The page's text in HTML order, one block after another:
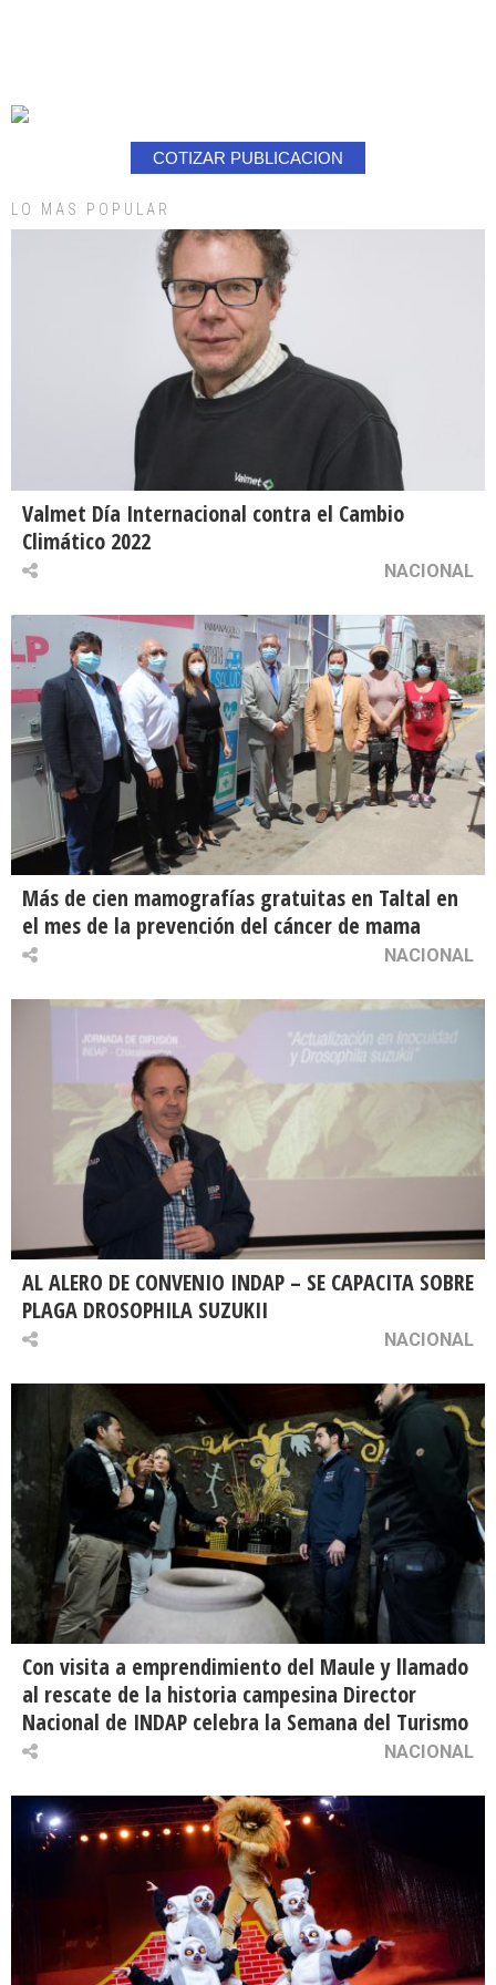
COTIZAR PUBLICACION
LO MAS POPULAR
Valmet Día Internacional contra el Cambio
Climático 2022
NACIONAL
Más de cien mamografías gratuitas en Taltal en
el mes de la prevención del cáncer de mama
NACIONAL
AL ALERO DE CONVENIO INDAP – SE CAPACITA SOBRE
PLAGA DROSOPHILA SUZUKII
NACIONAL
Con visita a emprendimiento del Maule y llamado
al rescate de la historia campesina Director
Nacional de INDAP celebra la Semana del Turismo
NACIONAL